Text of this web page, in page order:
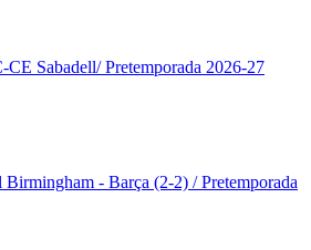
Sabadell/ Pretemporada 2026-27
- Barça (2-2) / Pretemporada